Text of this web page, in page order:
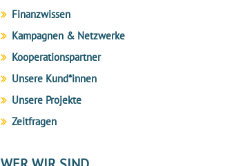
Finanzwissen
Kampagnen & Netzwerke
Kooperationspartner
Unsere Kund*innen
Unsere Projekte
Zeitfragen